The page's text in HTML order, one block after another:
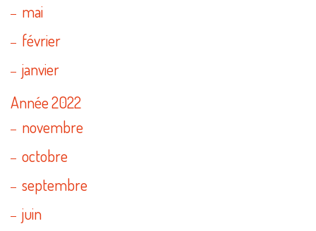
mai
février
janvier
Année 2022
novembre
octobre
septembre
juin